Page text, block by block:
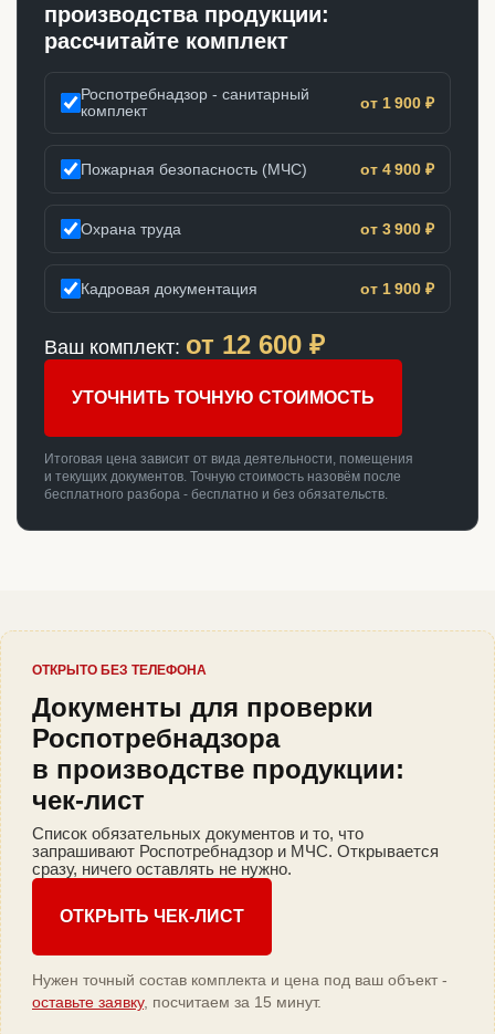
производства продукции:
рассчитайте комплект
Роспотребнадзор - санитарный
комплект
от 1 900 ₽
Пожарная безопасность (МЧС) от 4 900 ₽
Охрана труда от 3 900 ₽
Кадровая документация от 1 900 ₽
Ваш комплект: от 12 600 ₽
УТОЧНИТЬ ТОЧНУЮ СТОИМОСТЬ
Итоговая цена зависит от вида деятельности, помещения
и текущих документов. Точную стоимость назовём после
бесплатного разбора - бесплатно и без обязательств.
ОТКРЫТО БЕЗ ТЕЛЕФОНА
Документы для проверки
Роспотребнадзора
в производстве продукции:
чек-лист
Список обязательных документов и то, что
запрашивают Роспотребнадзор и МЧС. Открывается
сразу, ничего оставлять не нужно.
ОТКРЫТЬ ЧЕК-ЛИСТ
Нужен точный состав комплекта и цена под ваш объект -
оставьте заявку, посчитаем за 15 минут.